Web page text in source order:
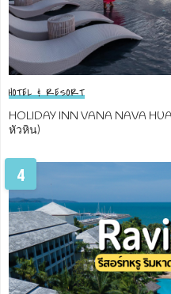
HOTEL & RESORT
HOLIDAY INN VANA NAVA
หัวหิน)
4